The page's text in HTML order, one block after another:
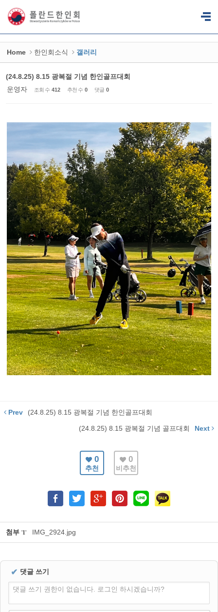
Home 한인회소식 갤러리
(24.8.25) 8.15 광복절 기념 한인골프대회
운영자
조회 수 412 추천 수 0 댓글 0
Prev (24.8.25) 8.15 광복절 기념 한인골프대회
(24.8.25) 8.15 광복절 기념 골프대회 Next
0
추천
0
비추천
첨부 '1' IMG_2924.jpg
✔ 댓글 쓰기
댓글 쓰기 권한이 없습니다. 로그인 하시겠습니까?